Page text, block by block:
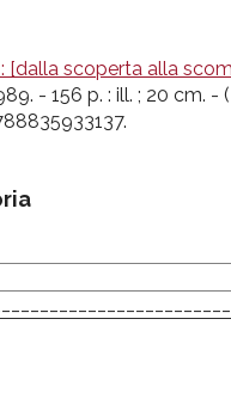
[dalla scoperta alla
- 156 p. : ill. ; 20 cm. -